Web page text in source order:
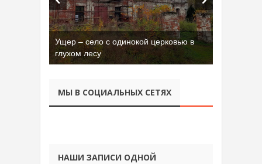
Ущер – село с одинокой церковью в
глухом лесу
Бывшая танковая часть имени Сухэ-
Батора во Владимире
МЫ В СОЦИАЛЬНЫХ СЕТЯХ
НАШИ ЗАПИСИ ОДНОЙ